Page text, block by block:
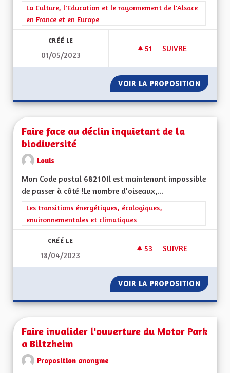
Filtrer les résultats de la catégorie : La Culture, l'Education et
La Culture, l'Education et le rayonnement de l'Alsace
en France et en Europe
CRÉÉ LE
01/05/2023
51 51 ABONNÉS
SUIVRE
VOIR LA PROPOSITION FAIRE
Faire face au déclin inquietant de la
biodiversité
Louis
Mon Code postal 68210Il est maintenant impossible
de passer à côté !Le nombre d'oiseaux,...
Filtrer les résultats de la catégorie : Les transitions
Les transitions énergétiques, écologiques,
environnementales et climatiques
CRÉÉ LE
18/04/2023
53 53 ABONNÉS
SUIVRE
VOIR LA PROPOSITION FAIRE
Faire invalider l'ouverture du Motor Park
a Biltzheim
Proposition anonyme